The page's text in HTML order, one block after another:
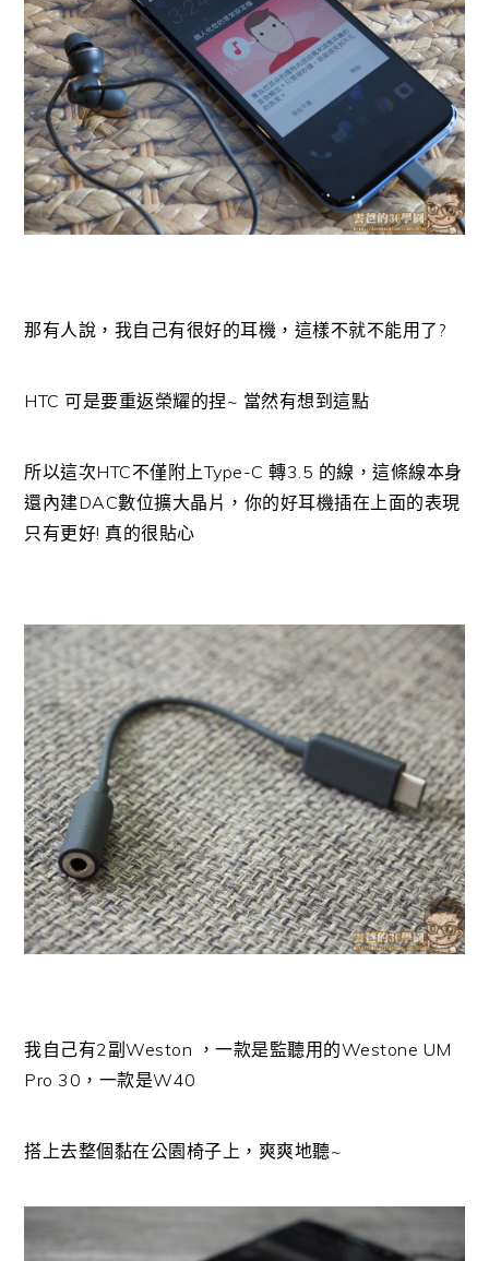
那有人說，我自己有很好的耳機，這樣不就不能用了?
HTC 可是要重返榮耀的捏~ 當然有想到這點
所以這次HTC不僅附上Type-C 轉3.5 的線，這條線本身
還內建DAC數位擴大晶片，你的好耳機插在上面的表現
只有更好! 真的很貼心
我自己有2副Weston ，一款是監聽用的Westone UM
Pro 30，一款是W40
搭上去整個黏在公園椅子上，爽爽地聽~